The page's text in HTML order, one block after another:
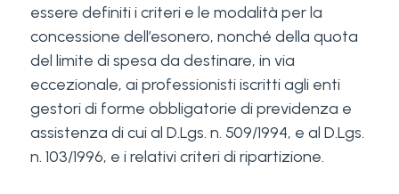
essere definiti i criteri e le modalità per la
concessione dell’esonero, nonché della quota
del limite di spesa da destinare, in via
eccezionale, ai professionisti iscritti agli enti
gestori di forme obbligatorie di previdenza e
assistenza di cui al D.Lgs. n. 509/1994, e al D.Lgs.
n. 103/1996, e i relativi criteri di ripartizione.